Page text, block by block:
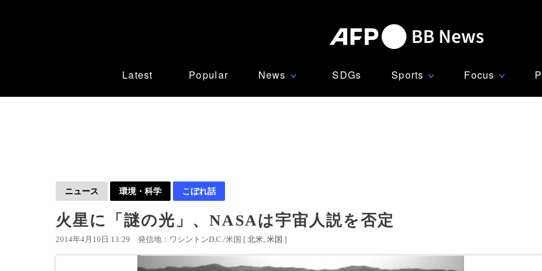
Latest Popular News ∨ SDGs Sports ∨ Focus ∨
ニュース 環境・科学 こぼれ話
火星に「謎の光」、NASAは宇宙人説を否定
2014年4月10日 13:29 発信地：ワシントンD.C./米国 [ 北米 米国 ]